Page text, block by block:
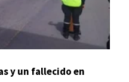
y un fallecido en